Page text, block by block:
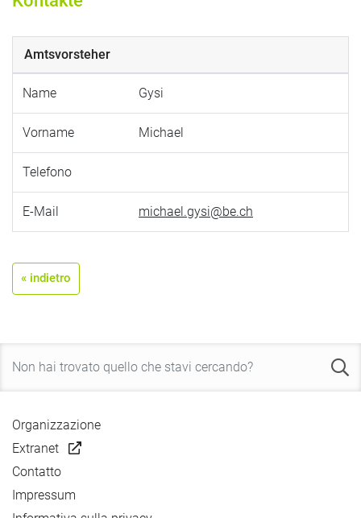
Amtsvorsteher
Name Gysi
Vorname Michael
Telefono
E-Mail michael.gysi@be.ch
« indietro
Organizzazione
Extranet
Contatto
Impressum